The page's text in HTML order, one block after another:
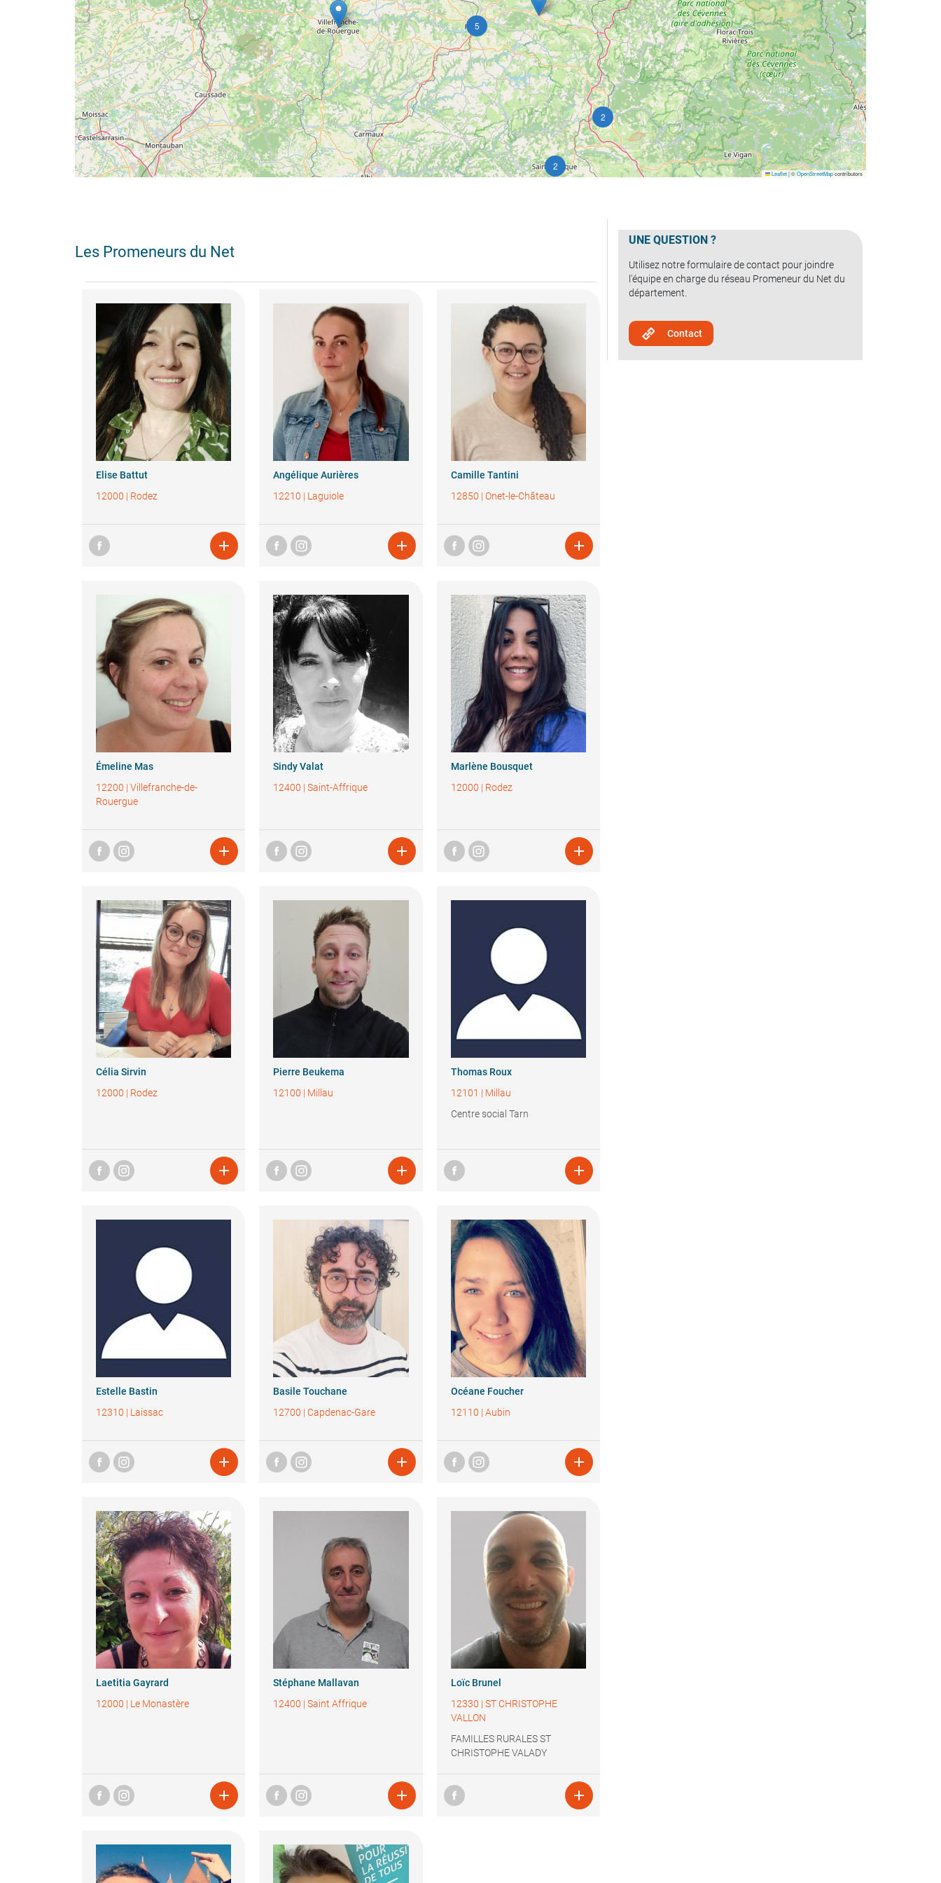
2
2
5
Leaflet|©OpenStreetMapcontributors
Les Promeneurs du Net
Elise Battut
12000 | Rodez

Angélique Aurières
12210 | Laguiole

Camille Tantini
12850 | Onet-le-Château

Émeline Mas
12200 | Villefranche-de-
Rouergue

Sindy Valat
12400 |Saint-Affrique

Marlène Bousquet
12000 | Rodez

Célia Sirvin
12000 | Rodez

Pierre Beukema
12100 | Millau

Thomas Roux
12101 | Millau
Centre social Tarn

Estelle Bastin
12310 | Laissac

Basile Touchane
12700 | Capdenac-Gare

Océane Foucher
12110 | Aubin

Laetitia Gayrard
12000 | Le Monastère

Stéphane Mallavan
12400 |Saint Affrique

Loïc Brunel
12330 | ST CHRISTOPHE
VALLON
FAMILLES RURALES ST
CHRISTOPHE VALADY

UNE QUESTION ?
Utilisez notre formulaire de contact pour joindre
l'équipe en charge du réseau Promeneur du Net du
département.
Contact